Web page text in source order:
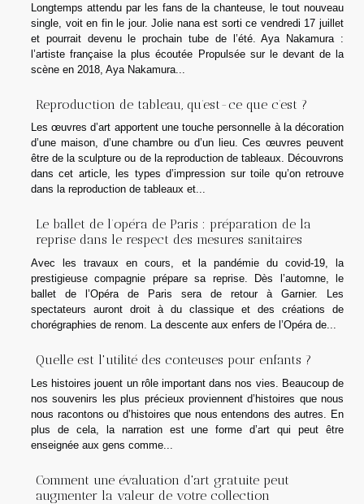
Longtemps attendu par les fans de la chanteuse, le tout nouveau
single, voit en fin le jour. Jolie nana est sorti ce vendredi 17 juillet
et pourrait devenu le prochain tube de l’été. Aya Nakamura :
l’artiste française la plus écoutée Propulsée sur le devant de la
scène en 2018, Aya Nakamura...
Reproduction de tableau, qu’est-ce que c’est ?
Les œuvres d’art apportent une touche personnelle à la décoration
d’une maison, d’une chambre ou d’un lieu. Ces œuvres peuvent
être de la sculpture ou de la reproduction de tableaux. Découvrons
dans cet article, les types d’impression sur toile qu’on retrouve
dans la reproduction de tableaux et...
Le ballet de l’opéra de Paris : préparation de la
reprise dans le respect des mesures sanitaires
Avec les travaux en cours, et la pandémie du covid-19, la
prestigieuse compagnie prépare sa reprise. Dès l’automne, le
ballet de l’Opéra de Paris sera de retour à Garnier. Les
spectateurs auront droit à du classique et des créations de
chorégraphies de renom. La descente aux enfers de l’Opéra de...
Quelle est l'utilité des conteuses pour enfants ?
Les histoires jouent un rôle important dans nos vies. Beaucoup de
nos souvenirs les plus précieux proviennent d’histoires que nous
nous racontons ou d’histoires que nous entendons des autres. En
plus de cela, la narration est une forme d’art qui peut être
enseignée aux gens comme...
Comment une évaluation d'art gratuite peut
augmenter la valeur de votre collection